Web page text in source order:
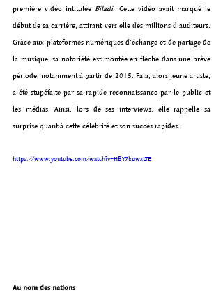
première vidéo intitulée Biladi. Cette vidéo avait marqué le
début de sa carrière, attirant vers elle des millions d’auditeurs.
Grâce aux plateformes numériques d’échange et de partage de
la musique, sa notoriété est montée en flèche dans une brève
période, notamment à partir de 2015. Faia, alors jeune artiste,
a été stupéfaite par sa rapide reconnaissance par le public et
les médias. Ainsi, lors de ses interviews, elle rappelle sa
surprise quant à cette célébrité et son succès rapides.
https://www.youtube.com/watch?v=HBY7kuwxLTE
Au nom des nations